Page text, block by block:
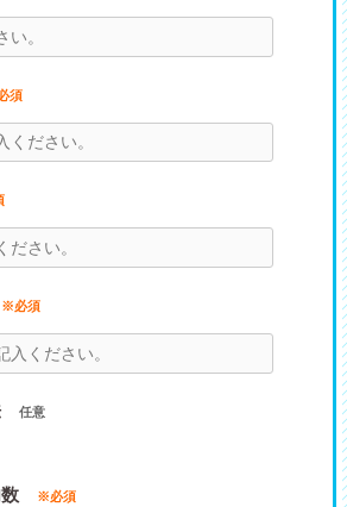
須
※必須
任意
※必須